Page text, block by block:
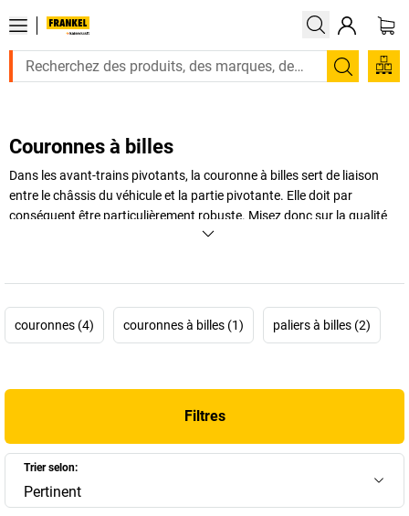
Couronnes à billes
Dans les avant-trains pivotants, la couronne à billes sert de liaison
entre le châssis du véhicule et la partie pivotante. Elle doit par
conséquent être particulièrement robuste. Misez donc sur la qualité
afin que vos couronnes à billes ne s'usent pas trop vite. En d'autres
+Afficher plus
couronnes (4)
couronnes à billes (1) paliers à billes (2)
Filtres
Trier selon:
Pertinent